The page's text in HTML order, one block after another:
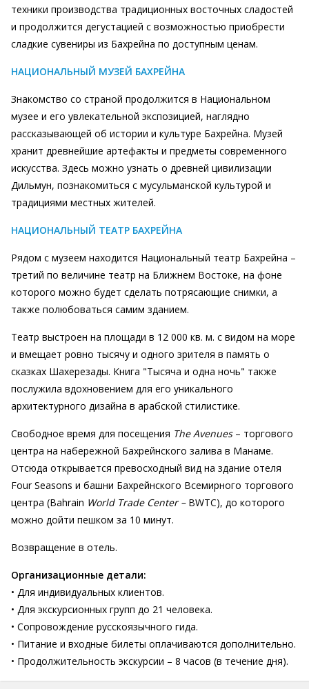
техники производства традиционных восточных сладостей
и продолжится дегустацией с возможностью приобрести
сладкие сувениры из Бахрейна по доступным ценам.
НАЦИОНАЛЬНЫЙ МУЗЕЙ БАХРЕЙНА
Знакомство со страной продолжится в Национальном
музее и его увлекательной экспозицией, наглядно
рассказывающей об истории и культуре Бахрейна. Музей
хранит древнейшие артефакты и предметы современного
искусства. Здесь можно узнать о древней цивилизации
Дильмун, познакомиться с мусульманской культурой и
традициями местных жителей.
НАЦИОНАЛЬНЫЙ ТЕАТР БАХРЕЙНА
Рядом с музеем находится Национальный театр Бахрейна –
третий по величине театр на Ближнем Востоке, на фоне
которого можно будет сделать потрясающие снимки, а
также полюбоваться самим зданием.
Театр выстроен на площади в 12 000 кв. м. с видом на море
и вмещает ровно тысячу и одного зрителя в память о
сказках Шахерезады. Книга "Тысяча и одна ночь" также
послужила вдохновением для его уникального
архитектурного дизайна в арабской стилистике.
Свободное время для посещения The Avenues– торгового
центра на набережной Бахрейнского залива в Манаме.
Отсюда открывается превосходный вид на здание отеля
Four Seasons и башни Бахрейнского Всемирного торгового
центра (Bahrain World Trade Center – BWTC), до которого
можно дойти пешком за 10 минут.
Возвращение в отель.
Организационные детали:
• Для индивидуальных клиентов.
• Для экскурсионных групп до 21 человека.
• Сопровождение русскоязычного гида.
• Питание и входные билеты оплачиваются дополнительно.
• Продолжительность экскурсии – 8 часов (в течение дня).